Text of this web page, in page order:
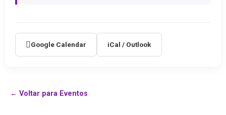
Google Calendar iCal / Outlook
← Voltar para Eventos